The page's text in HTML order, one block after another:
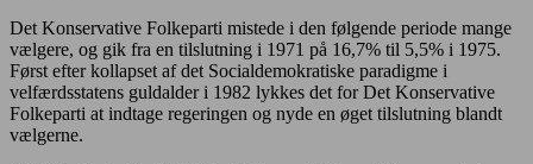
Det Konservative Folkeparti mistede i den følgende periode mange
vælgere, og gik fra en tilslutning i 1971 på 16,7% til 5,5% i 1975.
Først efter kollapset af det Socialdemokratiske paradigme i
velfærdsstatens guldalder i 1982 lykkes det for Det Konservative
Folkeparti at indtage regeringen og nyde en øget tilslutning blandt
vælgerne.